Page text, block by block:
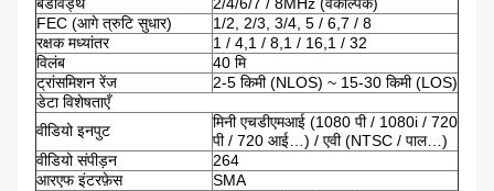
बैंडविड्थ
2/4/6/7 / 8MHz (वैकल्पिक)
FEC (आगे त्रुटि सुधार)
1/2, 2/3, 3/4, 5 / 6,7 / 8
रक्षक मध्यांतर
1 / 4,1 / 8,1 / 16,1 / 32
विलंब
40 मि
ट्रांसमिशन रेंज
2-5 किमी (NLOS) ~ 15-30 किमी (LOS)
डेटा विशेषताएँ
वीडियो इनपुट
मिनी एचडीएमआई (1080 पी / 1080i / 720
पी / 720 आई…) / एवी (NTSC / पाल…)
वीडियो संपीड़न
264
आरएफ इंटरफ़ेस
SMA